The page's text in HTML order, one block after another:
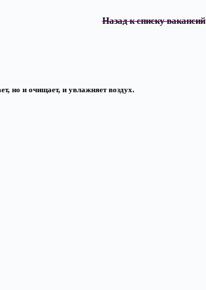
Назад к списку вакансий
но и очищает, и увлажняет воздух.